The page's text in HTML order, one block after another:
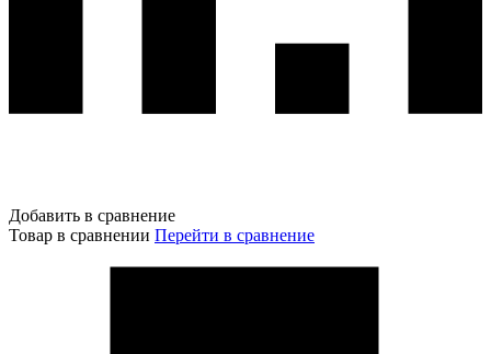
Добавить в сравнение
Товар в сравнении Перейти в сравнение